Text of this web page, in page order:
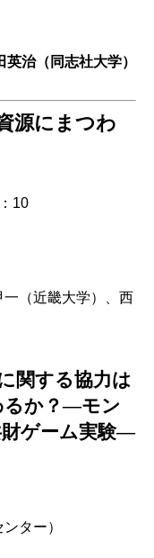
治（同志社大学）
源にまつわ
10
（近畿大学）、 西
関する協力は
るか？―モン
財ゲーム実験―
ター）